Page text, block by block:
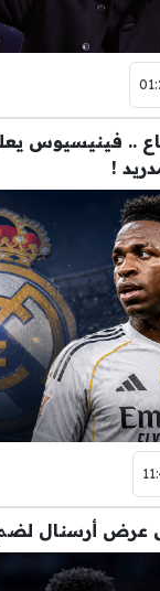
.. فينيسيوس
!
عرض أرسنال